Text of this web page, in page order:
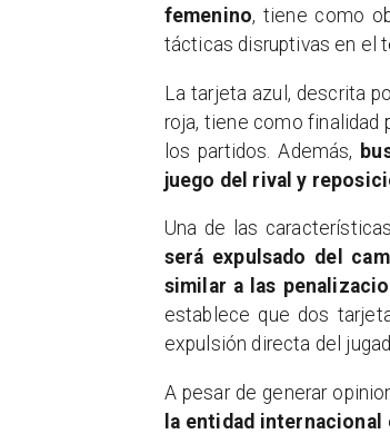
femenino, tiene como
tácticas disruptivas en el
La tarjeta azul, descrita
roja, tiene como finalidad
los partidos. Además,
juego del rival y
Una de las
será expulsado del
similar a las
establece que dos
expulsión directa del
A pesar de generar
la entidad